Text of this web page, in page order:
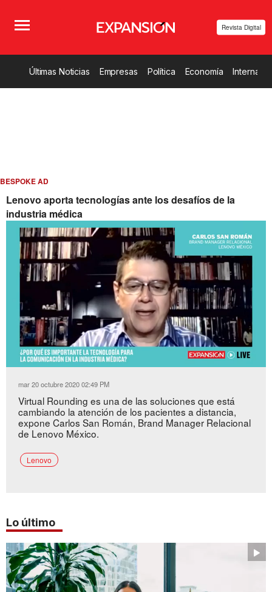
Revista Digital
Últimas Noticias Empresas Política Economía
BESPOKE AD
Lenovo aporta tecnologías ante los desafíos de la
industria médica
Unmute Loaded:
5.53%
mar 20 octubre 2020 02:49 PM
Virtual Rounding es una de las soluciones que está
cambiando la atención de los pacientes a distancia,
expone Carlos San Román, Brand Manager Relacional
de Lenovo México.
Lenovo
Lo último